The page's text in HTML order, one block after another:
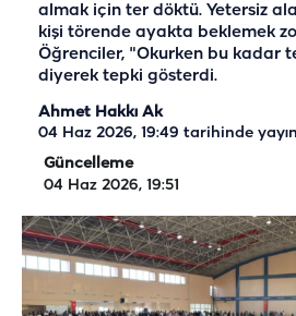
almak için ter döktü. Yetersiz
kişi törende ayakta beklemek
Öğrenciler, "Okurken bu kadar
diyerek tepki gösterdi.
Ahmet Hakkı Ak
04 Haz 2026, 19:49 tarihinde
Güncelleme
04 Haz 2026, 19:51